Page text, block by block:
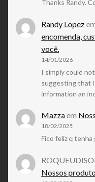
Thanks Randy.
Randy Lopez
encomenda,
você.
14/01/2026
I simply could
suggesting that
information an
Mazzaem
18/02/2025
Fico feliz q
Nossos